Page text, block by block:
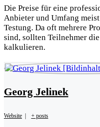
Die Preise für eine
Anbieter und Umfang
Testung. Da oft mehrere
sind, sollten Teilnehmer
kalkulieren.
Georg Jelinek
Website | + posts